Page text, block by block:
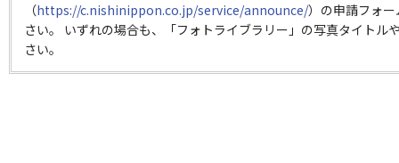
（https://c.nishinippon.co.jp/service/announce/）の申請フォ
さい。 いずれの場合も、「フォトライブラリー」の写真タイトル
さい。